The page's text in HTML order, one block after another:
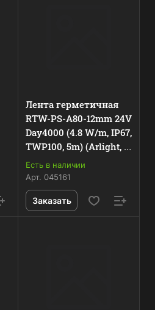
Лента герметичная
RTW-PS-A80-12mm 24V
Day4000 (4.8 W/m, IP67,
TWP100, 5m) (Arlight, -)
045161
Есть в наличии
Арт. 045161
Заказать